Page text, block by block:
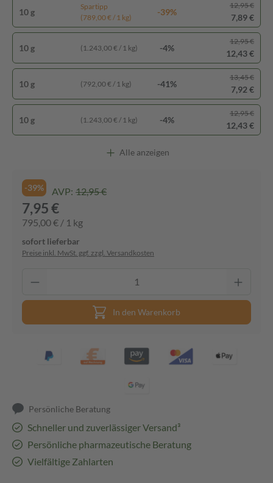
10 g
Spartipp
(789,00 € / 1 kg)
-39%
12,95 €
7,89 €
10 g (1.243,00 € / 1 kg) -4%
12,95 €
12,43 €
10 g (792,00 € / 1 kg) -41%
13,45 €
7,92 €
10 g (1.243,00 € / 1 kg) -4%
12,95 €
12,43 €
Alle anzeigen
-39% AVP: 12,95 €
7,95 €
795,00 € / 1 kg
sofort lieferbar
Preise inkl. MwSt. ggf. zzgl. Versandkosten
In den Warenkorb
Persönliche Beratung
Schneller und zuverlässiger Versand³
Persönliche pharmazeutische Beratung
Vielfältige Zahlarten